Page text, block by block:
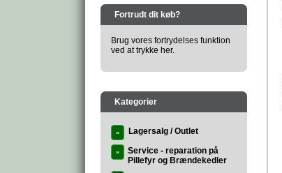
Fortrudt dit køb?
Brug vores fortrydelses funktion
ved at trykke her.
Kategorier
» Lagersalg / Outlet
»
Service - reparation på
Pillefyr og Brændekedler